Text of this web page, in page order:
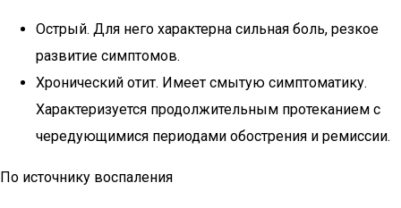
Острый. Для него характерна сильная боль, резкое
развитие симптомов.
Хронический отит. Имеет смытую симптоматику.
Характеризуется продолжительным протеканием с
чередующимися периодами обострения и ремиссии.
По источнику воспаления